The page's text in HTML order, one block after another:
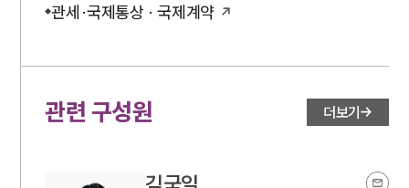
관세·국제통상 · 국제계약
관련 구성원 더보기